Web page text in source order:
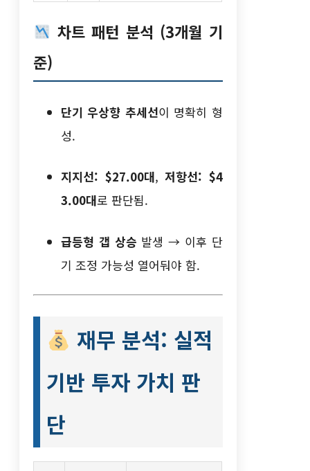
차트 패턴 분석 (3개월 기
준)
단기 우상향 추세선이 명확히 형
성.
지지선: $27.00대,저항선: $4
3.00대로 판단됨.
급등형 갭 상승 발생 → 이후 단
기 조정 가능성 열어둬야 함.
재무 분석: 실적
기반 투자 가치 판
단